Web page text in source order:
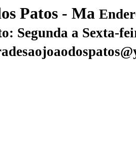
Patos - Ma
Segunda a Sexta-